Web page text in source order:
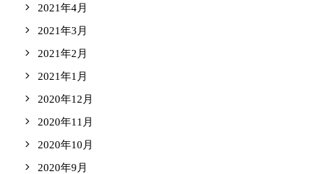
2021年4月
2021年3月
2021年2月
2021年1月
2020年12月
2020年11月
2020年10月
2020年9月